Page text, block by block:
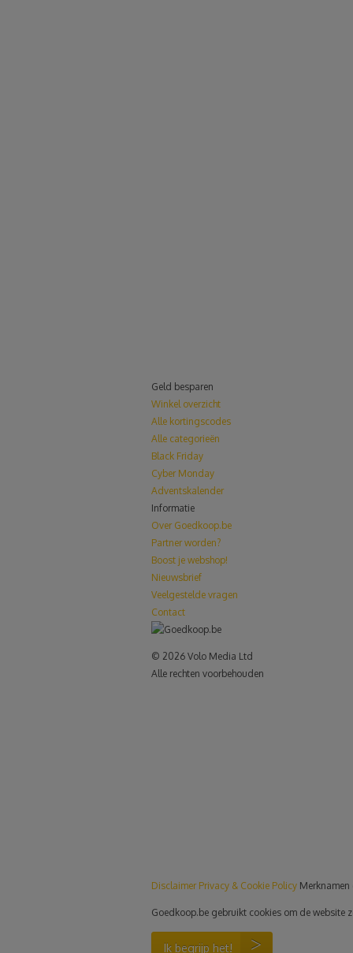
Geld besparen
Winkel overzicht
Alle kortingscodes
Alle categorieën
Black Friday
Cyber Monday
Adventskalender
Informatie
Over Goedkoop.be
Partner worden?
Boost je webshop!
Nieuwsbrief
Veelgestelde vragen
Contact
© 2026 Volo Media Ltd
Alle rechten voorbehouden
Disclaimer Privacy & Cookie Policy
Goedkoop.be gebruikt cookies om de website
Ik begrijp het!